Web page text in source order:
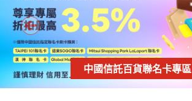
中國信託百貨聯名卡專區